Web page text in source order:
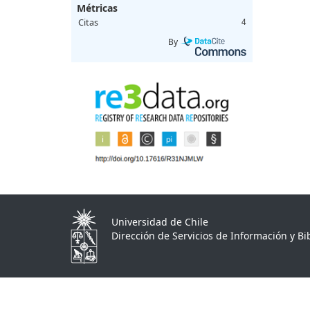
Métricas
Citas 4
By
Universidad de Chile
Dirección de Servicios de Información y